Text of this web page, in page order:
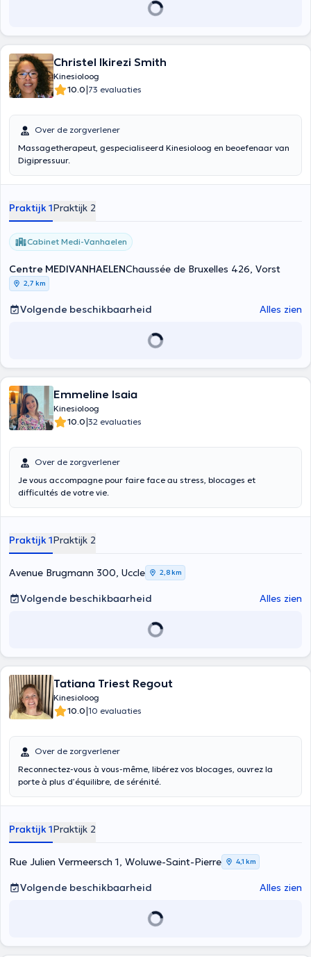
Christel Ikirezi Smith
Kinesioloog
10.0|73 evaluaties
Over de zorgverlener
Massagetherapeut, gespecialiseerd Kinesioloog en beoefenaar van
Digipressuur.
Praktijk 1Praktijk 2
Cabinet Medi-Vanhaelen
Centre MEDIVANHAELENChaussée de Bruxelles 426, Vorst
2,7 km
Volgende beschikbaarheid Alles zien
Emmeline Isaia
Kinesioloog
10.0|32 evaluaties
Over de zorgverlener
Je vous accompagne pour faire face au stress, blocages et
difficultés de votre vie.
Praktijk 1Praktijk 2
Avenue Brugmann 300, Uccle 2,8 km
Volgende beschikbaarheid Alles zien
Tatiana Triest Regout
Kinesioloog
10.0|10 evaluaties
Over de zorgverlener
Reconnectez-vous à vous-même, libérez vos blocages, ouvrez la
porte à plus d’équilibre, de sérénité.
Praktijk 1Praktijk 2
Rue Julien Vermeersch 1, Woluwe-Saint-Pierre 4,1 km
Volgende beschikbaarheid Alles zien